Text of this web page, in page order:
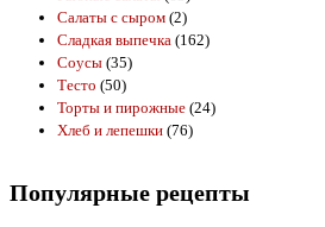
Салаты с сыром (2)
Сладкая выпечка (162)
Соусы (35)
Тесто (50)
Торты и пирожные (24)
Хлеб и лепешки (76)
Популярные рецепты